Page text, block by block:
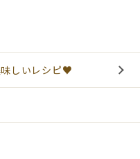
しいレシピ♥